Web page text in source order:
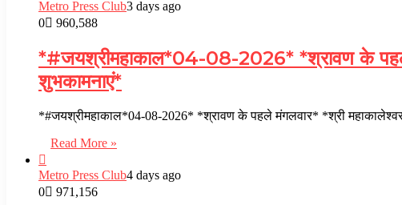
Metro Press Club3 days ago
0
960,588
*#जयश्रीमहाकाल*04-08-2026* *श्रावण के पहले
शुभकामनाएं*
*#जयश्रीमहाकाल*04-08-2026* *श्रावण के पहले मंगलवार* *श्री
Read More »
Metro Press Club4 days ago
0
971,156